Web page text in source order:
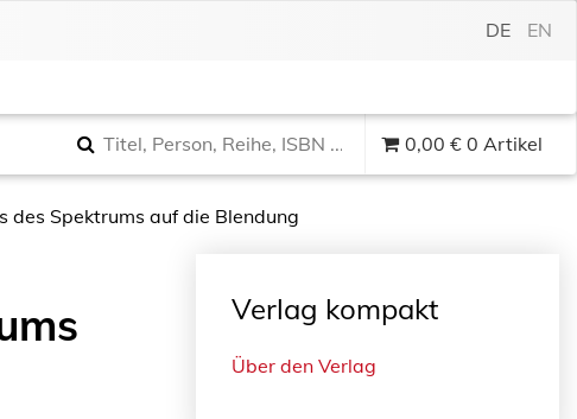
DE EN
0,00 € 0 Artikel
des Spektrums auf die Blendung
Verlag kompakt
Über den Verlag